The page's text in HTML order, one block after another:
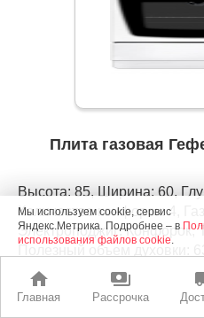
home
Главная
payments
Рассрочка
Плита газовая
Высота: 85, Ширина: 60,
Количество конфорок: 4,
Электроподжиг: Конфорок,
Полезный объем духовки:
Покрытие рабочей
сталь, Внутренняя
легкой очистки,
Мы используем cookie, сервис
Яндекс.Метрика. Подробнее – в
использования файлов cookie.